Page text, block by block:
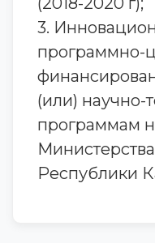
3.
программно-
(или) научно-
программам
Республики